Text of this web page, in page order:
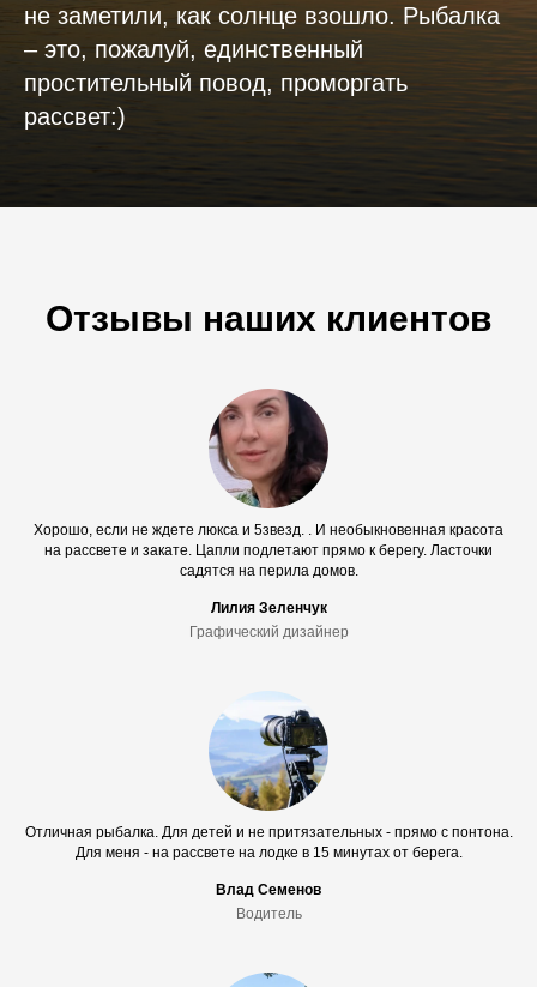
не заметили, как солнце взошло. Рыбалка
– это, пожалуй, единственный
простительный повод, проморгать
рассвет:)
Отзывы наших клиентов
Хорошо, если не ждете люкса и 5звезд. . И необыкновенная красота
на рассвете и закате. Цапли подлетают прямо к берегу. Ласточки
садятся на перила домов.
Лилия Зеленчук
Графический дизайнер
Отличная рыбалка. Для детей и не притязательных - прямо с понтона.
Для меня - на рассвете на лодке в 15 минутах от берега.
Влад Семенов
Водитель